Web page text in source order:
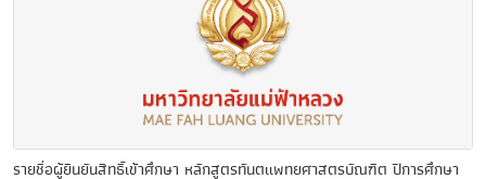
รายชื่อผู้ยืนยันสิทธิ์เข้าศึกษา หลักสูตรทันตแพทยศาสตรบัณฑิต ปีการศึกษา